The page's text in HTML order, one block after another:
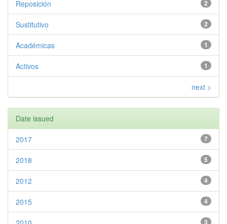
2
Reposición
2
Sustitutivo
1
Académicas
1
Activos
next >
Date issued
7
2017
5
2018
4
2012
4
2015
3